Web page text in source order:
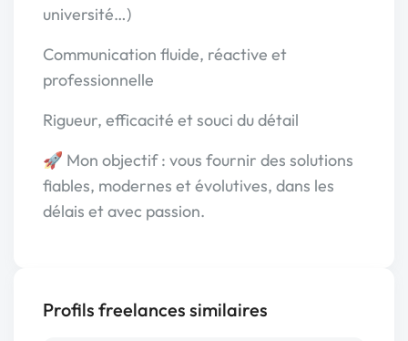
université…)
Communication fluide, réactive et
professionnelle
Rigueur, efficacité et souci du détail
🚀 Mon objectif : vous fournir des solutions
fiables, modernes et évolutives, dans les
délais et avec passion.
Profils freelances similaires